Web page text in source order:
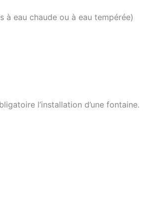
à eau chaude ou à eau tempérée)
l’installation d’une fontaine.